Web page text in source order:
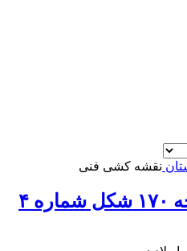
نقشه کشی فنی
۴